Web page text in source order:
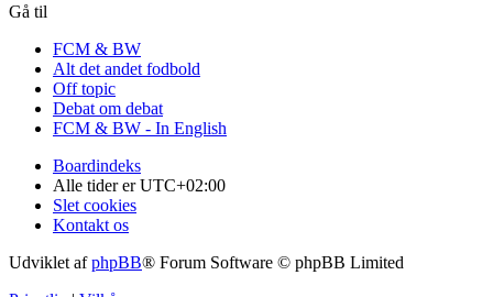
Gå til
FCM & BW
Alt det andet fodbold
Off topic
Debat om debat
FCM & BW - In English
Boardindeks
Alle tider erUTC+02:00
Slet cookies
Kontakt os
Udviklet afphpBB® Forum Software © phpBB Limited